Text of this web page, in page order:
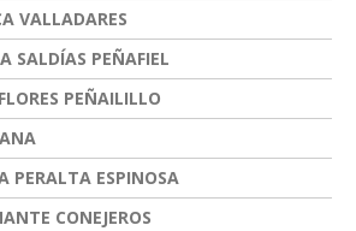
VALLADARES
SALDÍAS PEÑAFIEL
PEÑAILILLO
PERALTA ESPINOSA
CONEJEROS